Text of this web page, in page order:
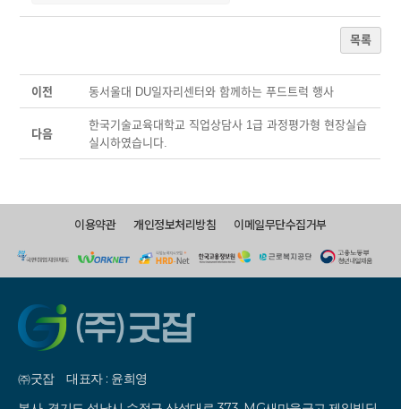
목록
이전 동서울대 DU일자리센터와 함께하는 푸드트럭 행사
다음
한국기술교육대학교 직업상담사 1급 과정평가형 현장실습
실시하였습니다.
이용약관 개인정보처리방침 이메일무단수집거부
㈜굿잡 대표자 : 윤희영